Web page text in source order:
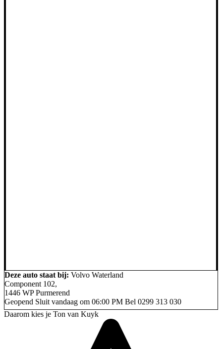
Deze auto staat bij: Volvo Waterland
Component 102,
1446 WP Purmerend
Geopend Sluit vandaag om 06:00 PM Bel 0299 313 030
Daarom kies je Ton van Kuyk